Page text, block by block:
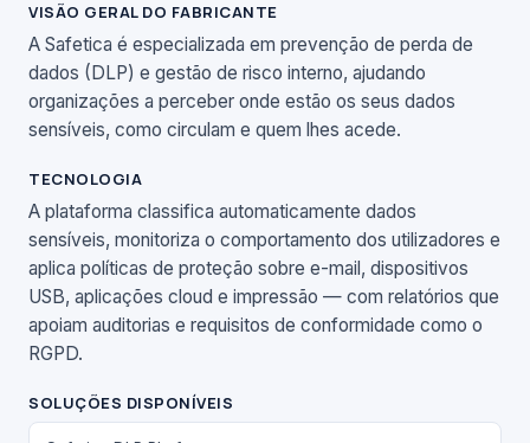
VISÃO GERAL DO FABRICANTE
A Safetica é especializada em prevenção de perda de
dados (DLP) e gestão de risco interno, ajudando
organizações a perceber onde estão os seus dados
sensíveis, como circulam e quem lhes acede.
TECNOLOGIA
A plataforma classifica automaticamente dados
sensíveis, monitoriza o comportamento dos utilizadores e
aplica políticas de proteção sobre e-mail, dispositivos
USB, aplicações cloud e impressão — com relatórios que
apoiam auditorias e requisitos de conformidade como o
RGPD.
SOLUÇÕES DISPONÍVEIS